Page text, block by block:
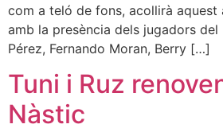
com a teló de fons, acollirà aquest
amb la presència dels jugadors del
Pérez, Fernando Moran, Berry […]
Tuni i Ruz
Nàstic